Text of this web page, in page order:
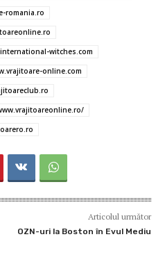
romania.ro
witches.com
online.com
Articolul următor
OZN-uri la Boston în Evul Mediu